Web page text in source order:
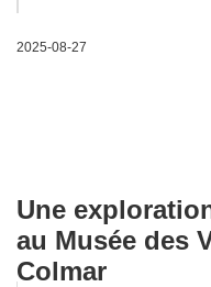
2025-08-27
Une
au Musée des
Colmar